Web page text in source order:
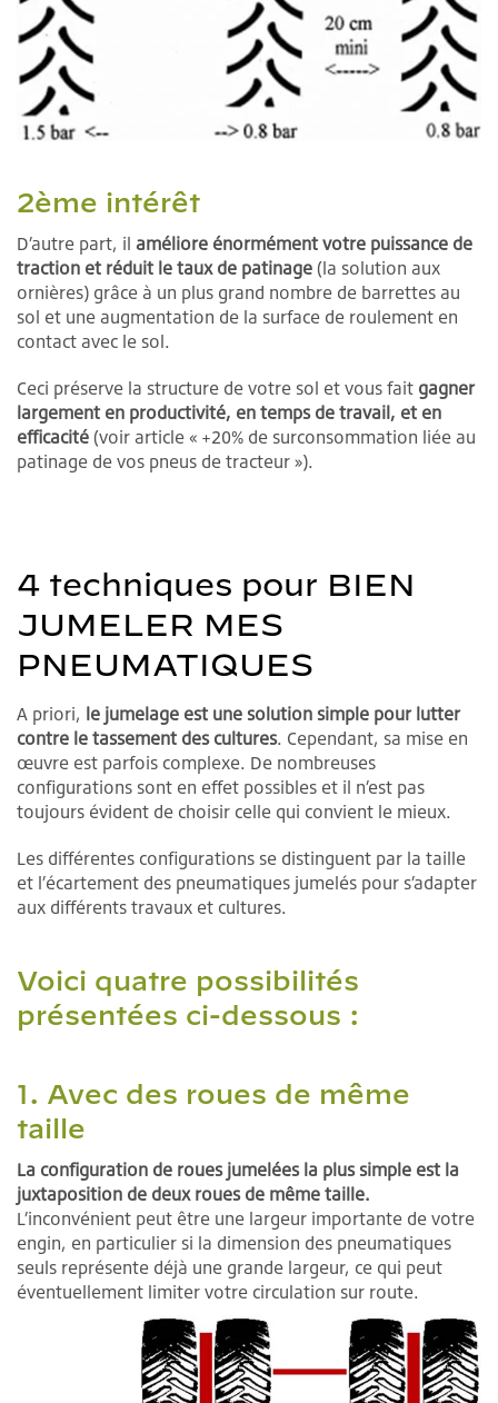
2ème intérêt
D’autre part, il améliore énormément votre puissance de
traction et réduit le taux de patinage (la solution aux
ornières) grâce à un plus grand nombre de barrettes au
sol et une augmentation de la surface de roulement en
contact avec le sol.
Ceci préserve la structure de votre sol et vous fait gagner
largement en productivité, en temps de travail, et en
efficacité (voir article « +20% de surconsommation liée au
patinage de vos pneus de tracteur »).
4 techniques pour BIEN
JUMELER MES
PNEUMATIQUES
A priori, le jumelage est une solution simple pour lutter
contre le tassement des cultures. Cependant, sa mise en
œuvre est parfois complexe. De nombreuses
configurations sont en effet possibles et il n’est pas
toujours évident de choisir celle qui convient le mieux.
Les différentes configurations se distinguent par la taille
et l’écartement des pneumatiques jumelés pour s’adapter
aux différents travaux et cultures.
Voici quatre possibilités
présentées ci-dessous :
1. Avec des roues de même
taille
La configuration de roues jumelées la plus simple est la
juxtaposition de deux roues de même taille.
L’inconvénient peut être une largeur importante de votre
engin, en particulier si la dimension des pneumatiques
seuls représente déjà une grande largeur, ce qui peut
éventuellement limiter votre circulation sur route.